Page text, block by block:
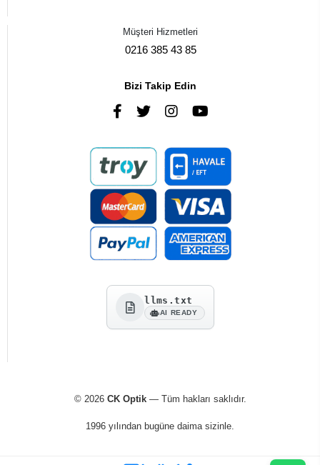
Müşteri Hizmetleri
0216 385 43 85
Bizi Takip Edin
llms.txt
AI READY
© 2026 CK Optik— Tüm hakları saklıdır.
1996 yılından bugüne daima sizinle.